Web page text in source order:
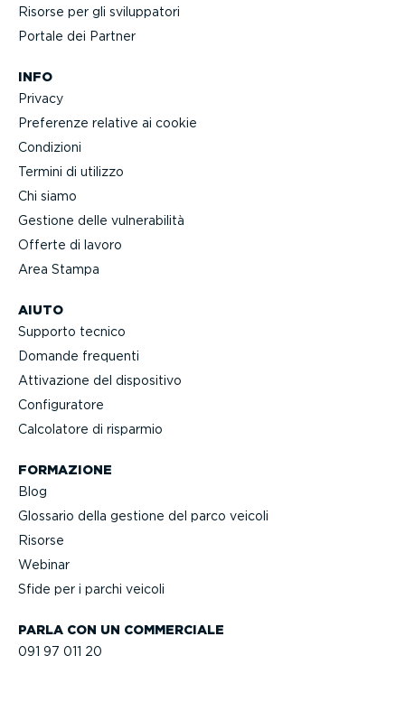
PARLA CON UN COMMERCIALE
091 97 011 20
AIUTO
Supporto tecnico
Domande frequenti
Attivazione del dispositivo
Confi­gu­ratore
Calcolatore di risparmio
FORMAZIONE
Blog
Glossario della gestione del parco veicoli
Risorse
Webinar
Sfide per i parchi veicoli
Risorse per gli svilup­patori
Portale dei Partner
INFO
Privacy
Preferenze relative ai cookie
Condizioni
Termini di utilizzo
Chi siamo
Gestione delle vulne­ra­bilità
Offerte di lavoro
Area Stampa